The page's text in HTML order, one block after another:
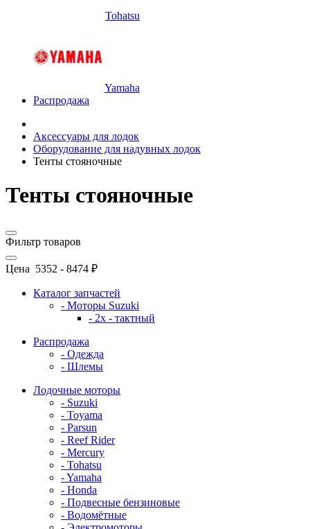
Tohatsu
Yamaha
Распродажа
Аксессуары для лодок
Оборудование для надувных лодок
Тенты стояночные
Тенты стояночные
Фильтр товаров
Цена 5352 - 8474 ₽
Каталог запчастей
- Моторы Suzuki
- 2x - тактный
Распродажа
- Одежда
- Шлемы
Лодочные моторы
- Suzuki
- Toyama
- Parsun
- Reef Rider
- Mercury
- Tohatsu
- Yamaha
- Honda
- Подвесные бензиновые
- Водомётные